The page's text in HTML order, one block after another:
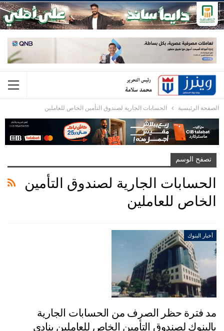
الصفحة الرئيسية الحسابات الجارية لصندوق التأمين الخاص للعاملين
تصفح الوسم
الحسابات الجارية لصندوق التأمين
الخاص للعاملين
أخبار البنوك
مد فترة حظر الصرف من الحسابات الجارية
بالبنوك لصندوق التأمين الخاص للعاملين بنادي